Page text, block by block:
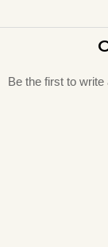
Be the first to write